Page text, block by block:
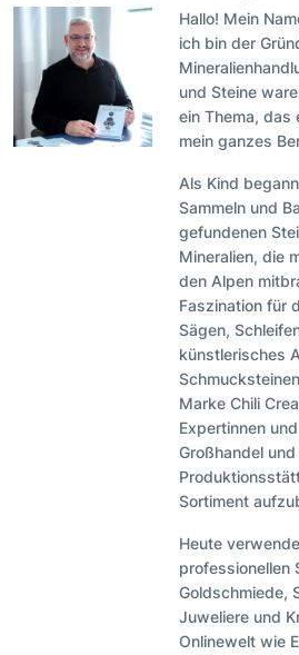
Hallo! Mein
ich bin der
und Steine
ein Thema, das
mein ganzes
Als Kind
Sammeln und
gefundenen
Mineralien, die
den Alpen
Faszination für
Sägen,
künstlerisches
Marke Chili
Expertinnen
Großhandel
Sortiment
Heute
professionellen
Goldschmiede,
Juweliere und
Onlinewelt wie